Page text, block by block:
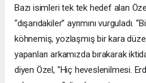
Bazı isimleri tek tek hedef alan
“dışarıdakiler” ayrımını vurguladı.
köhnemiş, yozlaşmış bir kara
yapanları arkamızda bırakarak
diyen Özel, "Hiç heveslenilmesi.